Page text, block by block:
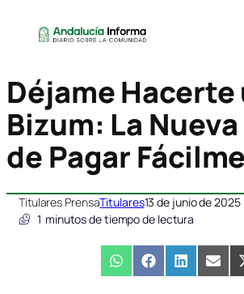
Déjame Hacerte
Bizum: La
de Pagar
Titulares PrensaTitulares13 de junio de 2025
1 minutos de tiempo de lectura
Compartir
en
WhatsAppCompartir
en
Facebook
en
LinkedIn
en